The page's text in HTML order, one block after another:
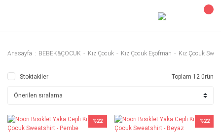
Anasayfa BEBEK&ÇOCUK Kız Çocuk Kız Çocuk Eşofman Kız Çocuk
Stoktakiler Toplam 12 ürün
%22 %22